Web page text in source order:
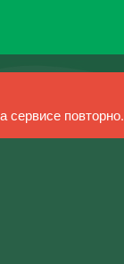
сервисе повторно.